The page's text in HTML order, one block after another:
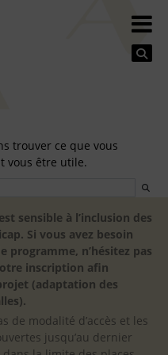
trouver ce que vous
vous être utile.
sensible à l’inclusion des
Si vous avez besoin
programme, n’hésitez pas
inscription afin
(adaptation des
de modalité d’accès et les
jusqu’au dernier